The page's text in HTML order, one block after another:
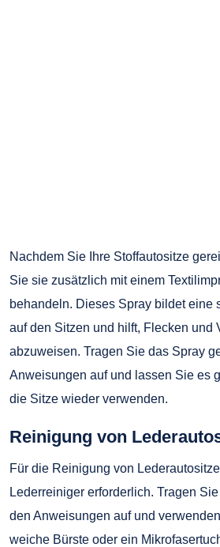
Nachdem Sie Ihre Stoffautositze
Sie sie zusätzlich mit einem
behandeln. Dieses Spray bildet eine
auf den Sitzen und hilft, Flecken und
abzuweisen. Tragen Sie das Spray
Anweisungen auf und lassen Sie es
die Sitze wieder verwenden.
Reinigung von
Für die Reinigung von
Lederreiniger erforderlich. Tragen
den Anweisungen auf und
weiche Bürste oder ein